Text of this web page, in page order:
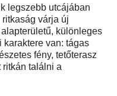
legszebb utcájában
várja új
különleges
karaktere van: tágas
fény, tetőterasz
ritkán találni a